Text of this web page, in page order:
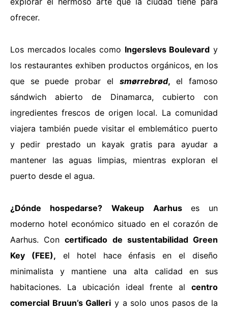
ofrecer.
Los mercados locales como Ingerslevs Boulevard y
los restaurantes exhiben productos orgánicos, en los
que se puede probar el smørrebrød, el famoso
sándwich abierto de Dinamarca, cubierto con
ingredientes frescos de origen local. La comunidad
viajera también puede visitar el emblemático puerto
y pedir prestado un kayak gratis para ayudar a
mantener las aguas limpias, mientras exploran el
puerto desde el agua.
¿Dónde hospedarse? Wakeup Aarhus
es un
moderno hotel económico situado en el corazón de
Aarhus. Concertificado de sustentabilidad Green
Key (FEE), el hotel hace énfasis en el diseño
minimalista y mantiene una alta calidad en sus
habitaciones. La ubicación ideal frente al centro
comercial Bruun’s Galleri y a solo unos pasos de la